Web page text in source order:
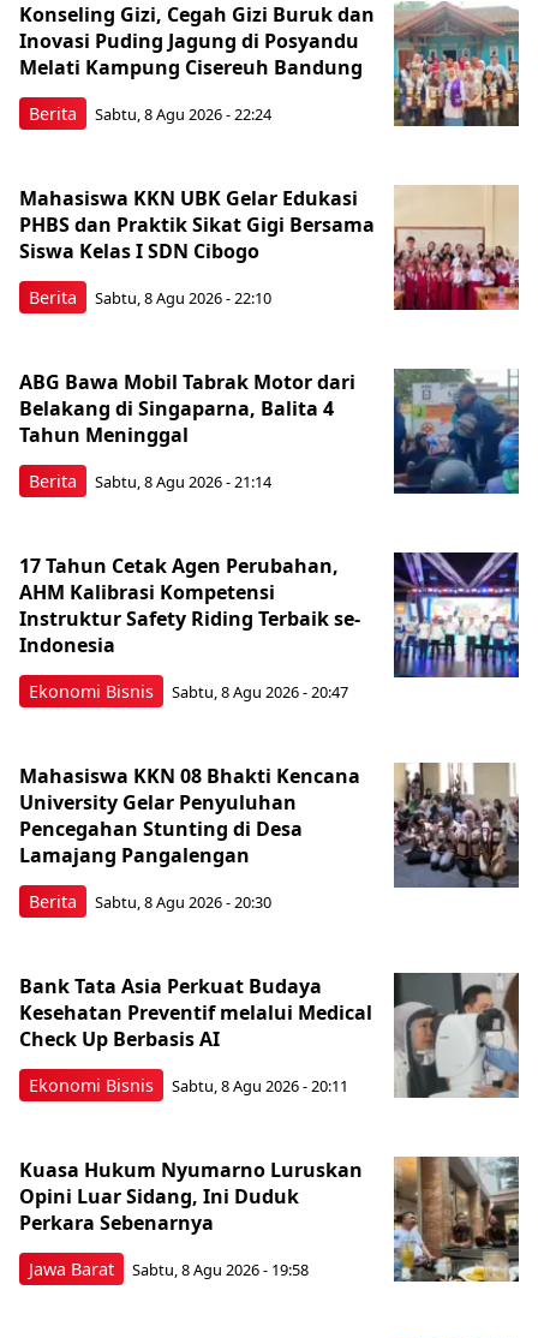
Berita
Konseling Gizi, Cegah Gizi Buruk dan
Inovasi Puding Jagung di Posyandu
Melati Kampung Cisereuh Bandung
Sabtu, 8 Agu 2026 - 22:24
Berita
Mahasiswa KKN UBK Gelar Edukasi
PHBS dan Praktik Sikat Gigi Bersama
Siswa Kelas I SDN Cibogo
Sabtu, 8 Agu 2026 - 22:10
Berita
ABG Bawa Mobil Tabrak Motor dari
Belakang di Singaparna, Balita 4
Tahun Meninggal
Sabtu, 8 Agu 2026 - 21:14
Ekonomi Bisnis
17 Tahun Cetak Agen Perubahan,
AHM Kalibrasi Kompetensi
Instruktur Safety Riding Terbaik se-
Indonesia
Sabtu, 8 Agu 2026 - 20:47
Berita
Mahasiswa KKN 08 Bhakti Kencana
University Gelar Penyuluhan
Pencegahan Stunting di Desa
Lamajang Pangalengan
Sabtu, 8 Agu 2026 - 20:30
Ekonomi Bisnis
Bank Tata Asia Perkuat Budaya
Kesehatan Preventif melalui Medical
Check Up Berbasis AI
Sabtu, 8 Agu 2026 - 20:11
Jawa Barat
Kuasa Hukum Nyumarno Luruskan
Opini Luar Sidang, Ini Duduk
Perkara Sebenarnya ​
Sabtu, 8 Agu 2026 - 19:58